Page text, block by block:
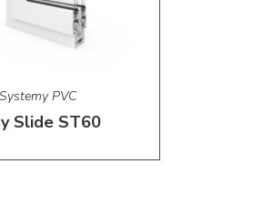
Systemy PVC
Slide ST60